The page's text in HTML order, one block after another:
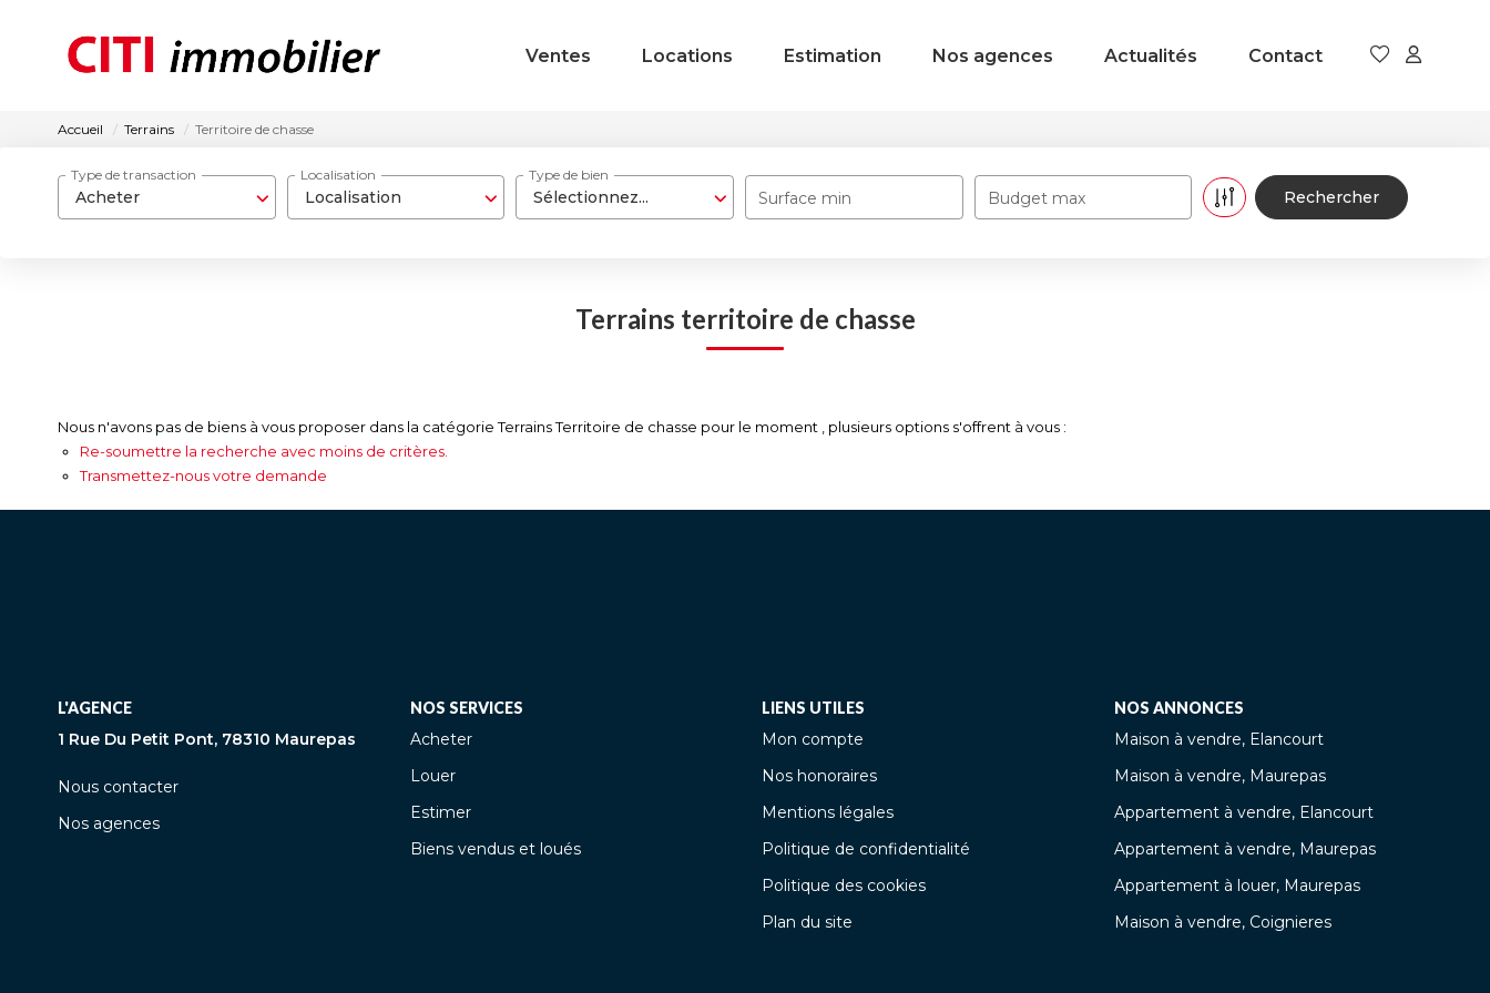
Ventes Locations Estimation Nos agences Actualités Contact
Accueil Terrains Territoire de chasse
Acheter
Type de transaction
Localisation
Localisation
Sélectionnez...
Type de bien
Surface min Budget max
Terrains territoire de chasse
Nous n'avons pas de biens à vous proposer dans la catégorie Terrains Territoire de chasse pour le moment , plusieurs options s'offrent à vous :
Re-soumettre la recherche avec moins de critères.
Transmettez-nous votre demande
L'AGENCE
1 Rue Du Petit Pont, 78310 Maurepas
Nous contacter
Nos agences
NOS SERVICES
Acheter
Louer
Estimer
Biens vendus et loués
LIENS UTILES
Mon compte
Nos honoraires
Mentions légales
Politique de confidentialité
Politique des cookies
Plan du site
NOS ANNONCES
Maison à vendre, Elancourt
Maison à vendre, Maurepas
Appartement à vendre, Elancourt
Appartement à vendre, Maurepas
Appartement à louer, Maurepas
Maison à vendre, Coignieres